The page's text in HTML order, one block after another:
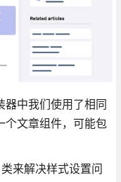
器中我们使用了相同
个文章组件，可能包
来解决样式设置问